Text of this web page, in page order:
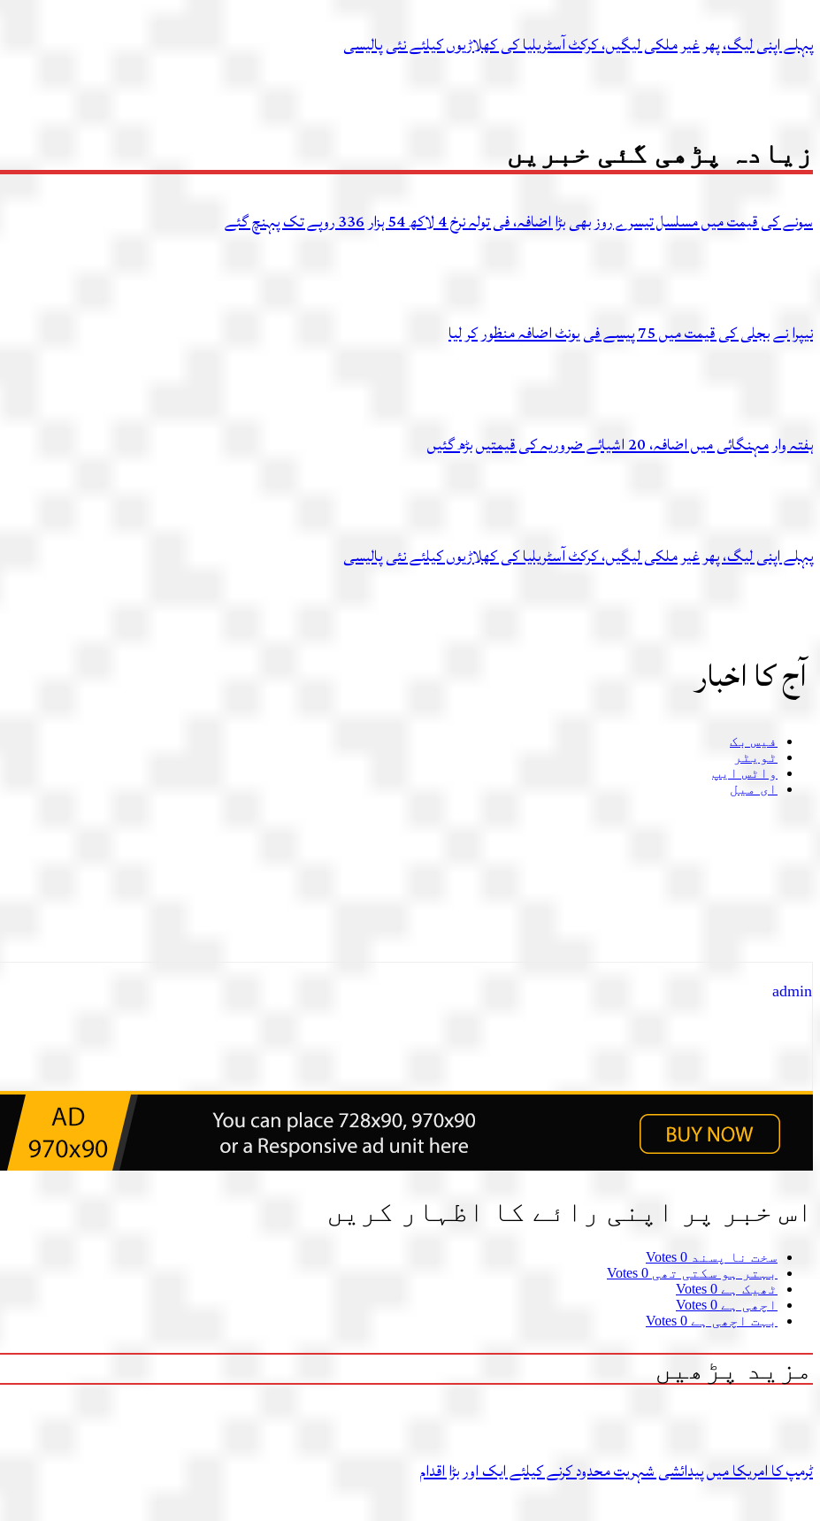
پہلے اپنی لیگ، پھر غیر ملکی لیگیں، کرکٹ آسٹریلیا کی کھلاڑیوں کیلئے نئی پالیسی
زیادہ پڑھی گئی خبریں
سونے کی قیمت میں مسلسل تیسرے روز بھی بڑا اضافہ، فی تولہ نرخ 4 لاکھ 54 ہزار 336 روپے تک پہنچ گئے
نیپرا نے بجلی کی قیمت میں 75 پیسے فی یونٹ اضافہ منظور کر لیا
ہفتہ وار مہنگائی میں اضافہ، 20 اشیائے ضروریہ کی قیمتیں بڑھ گئیں
پہلے اپنی لیگ، پھر غیر ملکی لیگیں، کرکٹ آسٹریلیا کی کھلاڑیوں کیلئے نئی پالیسی
آج کا اخبار
فیس بک
ٹویٹر
واٹس ایپ
ای میل
admin
اس خبر پر اپنی رائے کا اظہار کریں
سخت نا پسند 0 Votes
بہتر ہو سکتی تھی 0 Votes
ٹھیک ہے 0 Votes
اچھی ہے 0 Votes
بہت اچھی ہے 0 Votes
مزید پڑھیں
ٹرمپ کا امریکا میں پیدائشی شہریت محدود کرنے کیلئے ایک اور بڑا اقدام